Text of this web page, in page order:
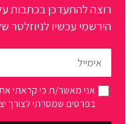
רוצה להתעדכן בכתבות על
הירשמי עכשיו לניוזלטר
אני מאשר/ת כי קראתי את
בפרטים שמסרתי לצורך